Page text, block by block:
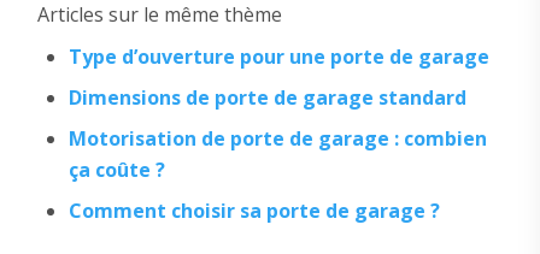
Articles sur le même thème
Type d’ouverture pour une porte de garage
Dimensions de porte de garage standard
Motorisation de porte de garage : combien
ça coûte ?
Comment choisir sa porte de garage ?